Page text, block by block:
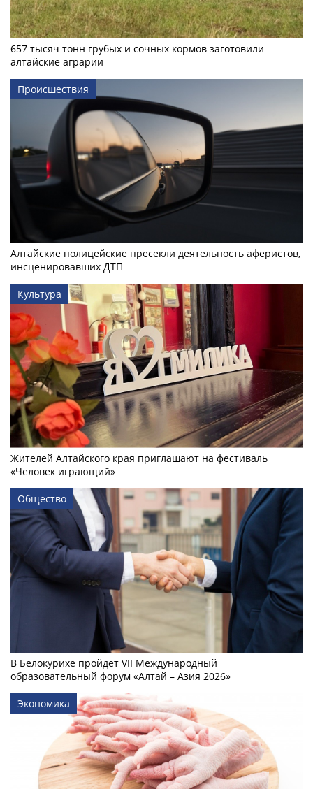
657 тысяч тонн грубых и сочных кормов заготовили
алтайские аграрии
Происшествия
Алтайские полицейские пресекли деятельность аферистов,
инсценировавших ДТП
Культура
Жителей Алтайского края приглашают на фестиваль
«Человек играющий»
Общество
В Белокурихе пройдет VII Международный
образовательный форум «Алтай – Азия 2026»
Экономика